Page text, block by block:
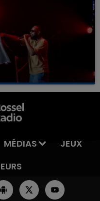
MÉDIAS
JEUX